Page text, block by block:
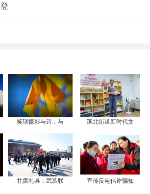
笑琰摄影与诗：与 滨北街道新时代文
甘肃礼县：武装联 宣传反电信诈骗知